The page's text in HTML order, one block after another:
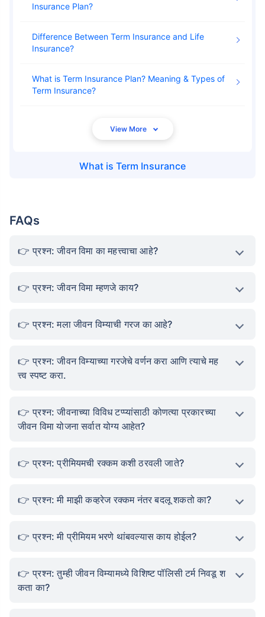
What is Term Insurance
Insurance Plan
Difference Between Term Insurance and Life
Insurance
What is Term Insurance Plan? Meaning & Types of
Term Insurance
FAQs
प्रश्न: जीवन विमा का महत्त्वाचा आहे?
प्रश्न: जीवन विमा म्हणजे काय?
प्रश्न: मला जीवन विम्याची गरज का आहे?
प्रश्न: जीवन विम्याच्या गरजेचे वर्णन करा आणि त्याचे मह
त्त्व स्पष्ट करा.
प्रश्न: जीवनाच्या विविध टप्प्यांसाठी कोणत्या प्रकारच्या
जीवन विमा योजना सर्वात योग्य आहेत?
प्रश्न: प्रीमियमची रक्कम कशी ठरवली जाते?
प्रश्न: मी माझी कव्हरेज रक्कम नंतर बदलू शकतो का?
प्रश्न: मी प्रीमियम भरणे थांबवल्यास काय होईल?
प्रश्न: तुम्ही जीवन विम्यामध्ये विशिष्ट पॉलिसी टर्म निवडू श
कता का?